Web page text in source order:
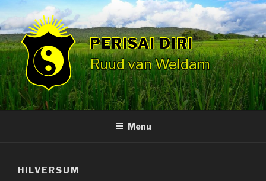
Skip
to
content
PERISAI DIRI
Ruud van Weldam
Menu
HILVERSUM